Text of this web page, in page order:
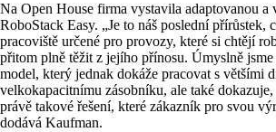
Na Open House firma vystavila adaptovanou a
RoboStack Easy. „Je to náš poslední přírůstek,
pracoviště určené pro provozy, které si chtějí
přitom plně těžit z jejího přínosu. Úmyslně
model, který jednak dokáže pracovat s většími
velkokapacitnímu zásobníku, ale také
právě takové řešení, které zákazník pro svou
dodává Kaufman.